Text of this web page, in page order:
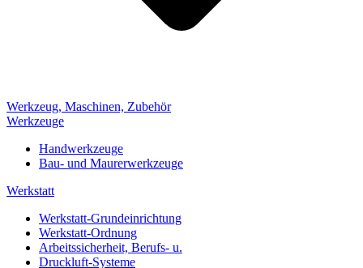
Werkzeug, Maschinen, Zubehör
Werkzeuge
Handwerkzeuge
Bau- und Maurerwerkzeuge
Werkstatt
Werkstatt-Grundeinrichtung
Werkstatt-Ordnung
Arbeitssicherheit, Berufs- u.
Druckluft-Systeme